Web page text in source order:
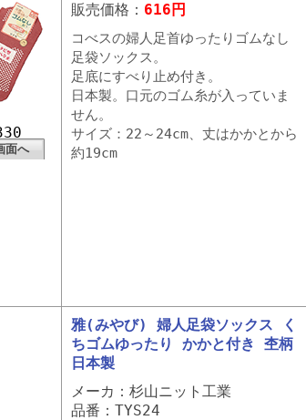
面へ
販売価格： 616円
コべスの婦人足首ゆったりゴムなし
足袋ソックス。
足底にすべり止め付き。
日本製。口元のゴム糸が入っていま
せん。
サイズ：22～24cm、丈はかかとから
約19cm
雅(みやび) 婦人足袋ソックス く
ちゴムゆったり かかと付き 杢柄
日本製
メーカ：杉山ニット工業
品番：TYS24